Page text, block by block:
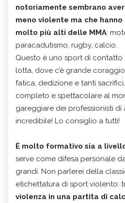
notoriamente sembrano
meno violente ma che
molto più alti delle MMA:
paracadutismo, rugby, calcio.
Questo è uno sport di contatto
lotta, dove c’è grande
fatica, dedizione e tanti
completo e spettacolare al
gareggiare dei professionisti
incredibile! Lo consiglio a tutti!
È molto formativo sia a
serve come difesa personale
grandi. Non parlerei della
etichettatura di sport violento:
violenza in una partita di